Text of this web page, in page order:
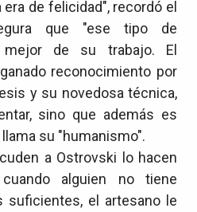
de felicidad", recordó el
que "ese tipo de
de su trabajo. El
reconocimiento por
y su novedosa técnica,
sino que además es
su "humanismo".
a Ostrovski lo hacen
alguien no tiene
suficientes, el artesano le